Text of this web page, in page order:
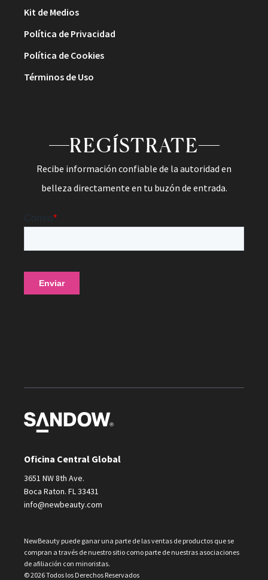
Kit de Medios
Política de Privacidad
Política de Cookies
Términos de Uso
REGÍSTRATE
Recibe información confiable de la autoridad en
belleza directamente en tu buzón de entrada.
Oficina Central Global
3651 NW 8th Ave.
Boca Raton. FL 33431
info@newbeauty.com
NewBeauty puede ganar una parte de las ventas de productos que se
compran a través de nuestro sitio como parte de nuestras asociaciones
de afiliación con minoristas.
© 2026 Todos los Derechos Reservados